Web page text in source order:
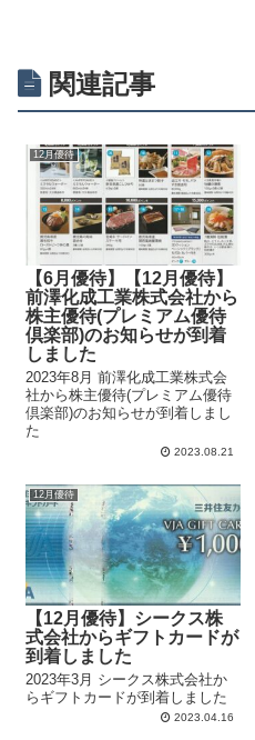
関連記事
12月優待
【6月優待】【12月優待】
前澤化成工業株式会社から
株主優待(プレミアム優待
倶楽部)のお知らせが到着
しました
2023年8月 前澤化成工業株式会
社から株主優待(プレミアム優待
倶楽部)のお知らせが到着しまし
た
2023.08.21
12月優待
【12月優待】シークス株
式会社からギフトカードが
到着しました
2023年3月 シークス株式会社か
らギフトカードが到着しました
2023.04.16